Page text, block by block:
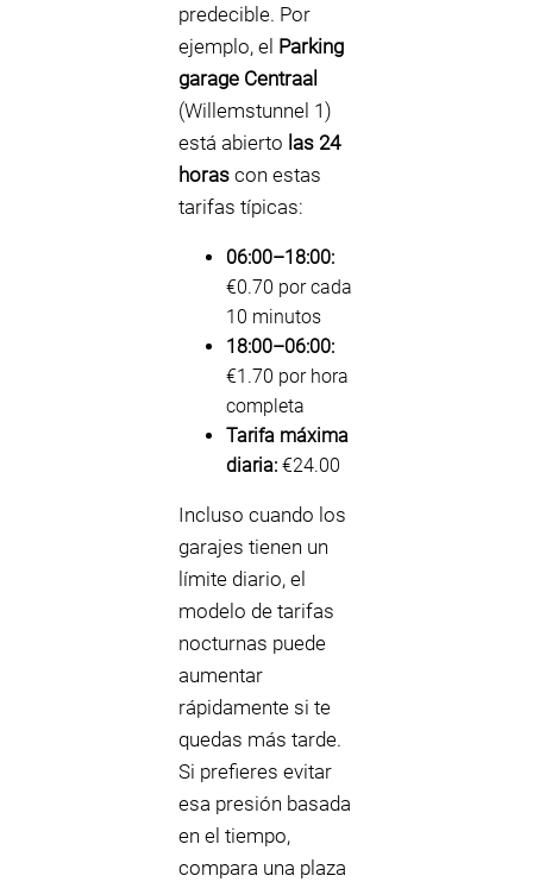
predecible. Por
ejemplo, el Parking
garage Centraal
(Willemstunnel 1)
está abierto las 24
horas con estas
tarifas típicas:
06:00–18:00:
€0.70 por cada
10 minutos
18:00–06:00:
€1.70 por hora
completa
Tarifa máxima
diaria: €24.00
Incluso cuando los
garajes tienen un
límite diario, el
modelo de tarifas
nocturnas puede
aumentar
rápidamente si te
quedas más tarde.
Si prefieres evitar
esa presión basada
en el tiempo,
compara una plaza